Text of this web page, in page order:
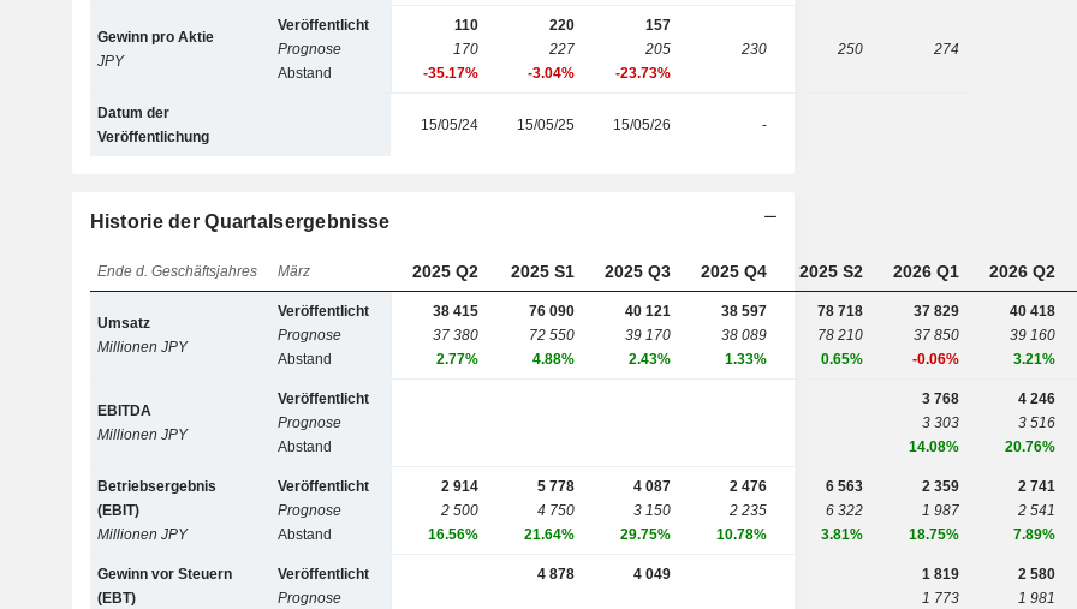
Gewinn pro Aktie
JPY
Veröffentlicht
Prognose
Abstand
110
170
-35.17%
220
227
-3.04%
157
205
-23.73%
230 250 274
Datum der
Veröffentlichung
15/05/24 15/05/25 15/05/26 -
Historie der Quartalsergebnisse
Ende d. Geschäftsjahres März 2025 Q2 2025 S1 2025 Q3 2025 Q4 2025 S2 2026 Q1 2026 Q2
Umsatz
Millionen JPY
Veröffentlicht
Prognose
Abstand
38 415
37 380
2.77%
76 090
72 550
4.88%
40 121
39 170
2.43%
38 597
38 089
1.33%
78 718
78 210
0.65%
37 829
37 850
-0.06%
40 418
39 160
3.21%
EBITDA
Millionen JPY
Veröffentlicht
Prognose
Abstand
3 768
3 303
14.08%
4 246
3 516
20.76%
Betriebsergebnis
(EBIT)
Millionen JPY
Veröffentlicht
Prognose
Abstand
2 914
2 500
16.56%
5 778
4 750
21.64%
4 087
3 150
29.75%
2 476
2 235
10.78%
6 563
6 322
3.81%
2 359
1 987
18.75%
2 741
2 541
7.89%
Gewinn vor Steuern
(EBT)
Veröffentlicht
Prognose
4 878 4 049
1 819
1 773
2 580
1 981